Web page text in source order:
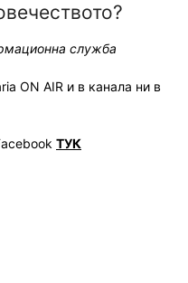
служба
ON AIR и в канала ни в
ТУК